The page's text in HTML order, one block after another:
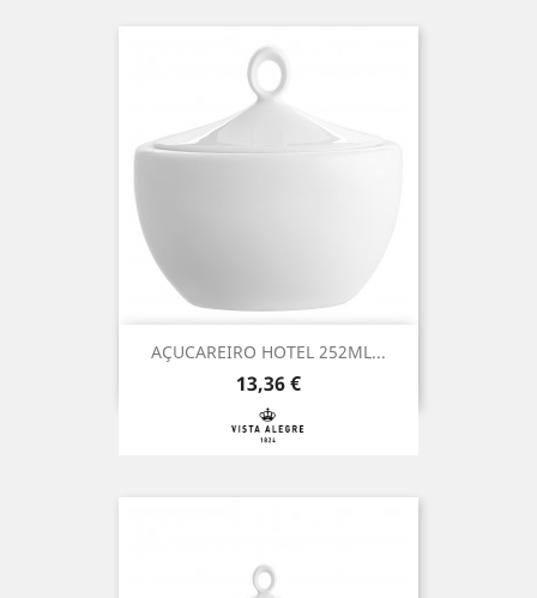
AÇUCAREIRO HOTEL 252ML...
Preço
13,36 €